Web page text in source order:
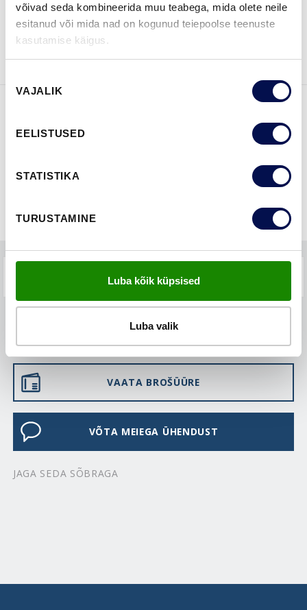
võivad seda kombineerida muu teabega, mida olete neile
esitanud või mida nad on kogunud teiepoolse teenuste
kasutamise käigus.
valik
VAJALIK
EELISTUSED
STATISTIKA
TURUSTAMINE
Luba kõik küpsised
Luba valik
VAATA
BROŠÜÜRE
Võta meiega
LEIA EDASIMÜÜJA
VAATA BROŠÜÜRE
VÕTA MEIEGA ÜHENDUST
JAGA SEDA SÕBRAGA